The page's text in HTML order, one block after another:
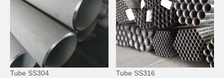
Tube SS304 Tube SS316